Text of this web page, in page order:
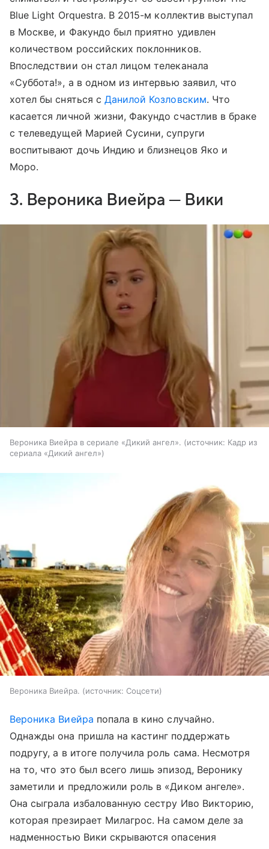
Blue Light Orquestra. В 2015-м коллектив выступал
в Москве, и Факундо был приятно удивлен
количеством российских поклонников.
Впоследствии он стал лицом телеканала
«Суббота!», а в одном из интервью заявил, что
хотел бы сняться с Данилой Козловским. Что
касается личной жизни, Факундо счастлив в браке
с телеведущей Марией Сусини, супруги
воспитывают дочь Индию и близнецов Яко и
Моро.
3. Вероника Виейра — Вики
Вероника Виейра в сериале «Дикий ангел». источник: Кадр из
сериала «Дикий ангел»
Вероника Виейра. источник: Соцсети
Вероника Виейра попала в кино случайно.
Однажды она пришла на кастинг поддержать
подругу, а в итоге получила роль сама. Несмотря
на то, что это был всего лишь эпизод, Веронику
заметили и предложили роль в «Диком ангеле».
Она сыграла избалованную сестру Иво Викторию,
которая презирает Милагрос. На самом деле за
надменностью Вики скрываются опасения